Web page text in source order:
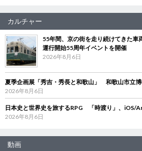
カルチャー
55年間、京の街を走り続けてきた車
運行開始55周年イベントを開催
2026年8月6日
夏季企画展「秀吉・秀長と和歌山」 和歌山市立
2026年8月6日
日本史と世界史を旅するRPG 「時渡り」、iOS/
2026年8月6日
動画